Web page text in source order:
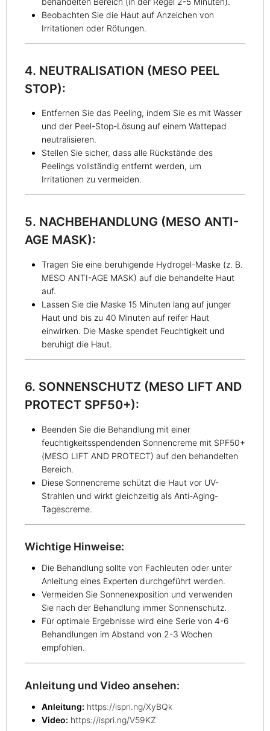
Beobachten Sie die Haut auf Anzeichen von
Irritationen oder Rötungen.
4. NEUTRALISATION (MESO PEEL
STOP):
Entfernen Sie das Peeling, indem Sie es mit Wasser
und der Peel-Stop-Lösung auf einem Wattepad
neutralisieren.
Stellen Sie sicher, dass alle Rückstände des
Peelings vollständig entfernt werden, um
Irritationen zu vermeiden.
5. NACHBEHANDLUNG (MESO ANTI-
AGE MASK):
Tragen Sie eine beruhigende Hydrogel-Maske (z. B.
MESO ANTI-AGE MASK) auf die behandelte Haut
auf.
Lassen Sie die Maske 15 Minuten lang auf junger
Haut und bis zu 40 Minuten auf reifer Haut
einwirken. Die Maske spendet Feuchtigkeit und
beruhigt die Haut.
6. SONNENSCHUTZ (MESO LIFT AND
PROTECT SPF50+):
Beenden Sie die Behandlung mit einer
feuchtigkeitsspendenden Sonnencreme mit SPF50+
(MESO LIFT AND PROTECT) auf den behandelten
Bereich.
Diese Sonnencreme schützt die Haut vor UV-
Strahlen und wirkt gleichzeitig als Anti-Aging-
Tagescreme.
Wichtige Hinweise:
Die Behandlung sollte von Fachleuten oder unter
Anleitung eines Experten durchgeführt werden.
Vermeiden Sie Sonnenexposition und verwenden
Sie nach der Behandlung immer Sonnenschutz.
Für optimale Ergebnisse wird eine Serie von 4-6
Behandlungen im Abstand von 2-3 Wochen
empfohlen.
Anleitung und Video ansehen:
Anleitung: https://ispri.ng/XyBQk
Video: https://ispri.ng/V59KZ